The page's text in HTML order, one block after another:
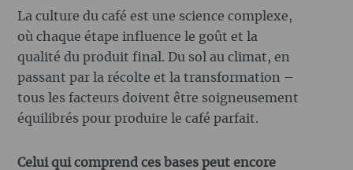
La culture du café est une science complexe,
où chaque étape influence le goût et la
qualité du produit final. Du sol au climat, en
passant par la récolte et la transformation –
tous les facteurs doivent être soigneusement
équilibrés pour produire le café parfait.
Celui qui comprend ces bases peut encore